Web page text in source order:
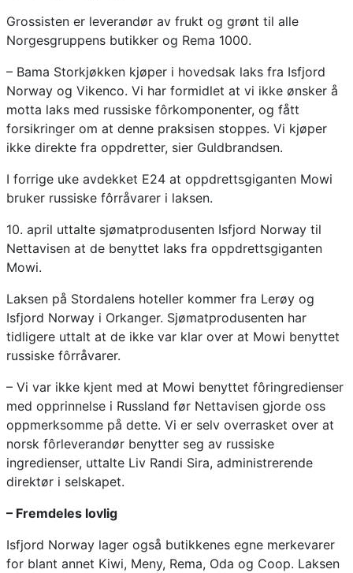
Grossisten er leverandør av frukt og grønt til alle
Norgesgruppens butikker og Rema 1000.
– Bama Storkjøkken kjøper i hovedsak laks fra Isfjord
Norway og Vikenco. Vi har formidlet at vi ikke ønsker å
motta laks med russiske fôrkomponenter, og fått
forsikringer om at denne praksisen stoppes. Vi kjøper
ikke direkte fra oppdretter, sier Guldbrandsen.
I forrige uke avdekket E24 at oppdrettsgiganten Mowi
bruker russiske fôrråvarer i laksen.
10. april uttalte sjømatprodusenten Isfjord Norway til
Nettavisen at de benyttet laks fra oppdrettsgiganten
Mowi.
Laksen på Stordalens hoteller kommer fra Lerøy og
Isfjord Norway i Orkanger. Sjømatprodusenten har
tidligere uttalt at de ikke var klar over at Mowi benyttet
russiske fôrråvarer.
– Vi var ikke kjent med at Mowi benyttet fôringredienser
med opprinnelse i Russland før Nettavisen gjorde oss
oppmerksomme på dette. Vi er selv overrasket over at
norsk fôrleverandør benytter seg av russiske
ingredienser, uttalte Liv Randi Sira, administrerende
direktør i selskapet.
– Fremdeles lovlig
Isfjord Norway lager også butikkenes egne merkevarer
for blant annet Kiwi, Meny, Rema, Oda og Coop. Laksen